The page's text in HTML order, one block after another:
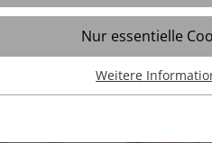
Nur essentielle
Essentielle Cookies werden für
Weitere